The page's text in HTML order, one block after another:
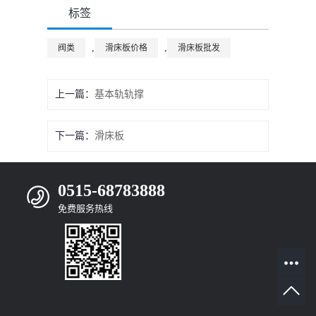
标签
阀类 , 滑床板价格 , 滑床板批发
上一篇：基本轨轨撑
下一篇：滑床板
0515-68783888
免费服务热线